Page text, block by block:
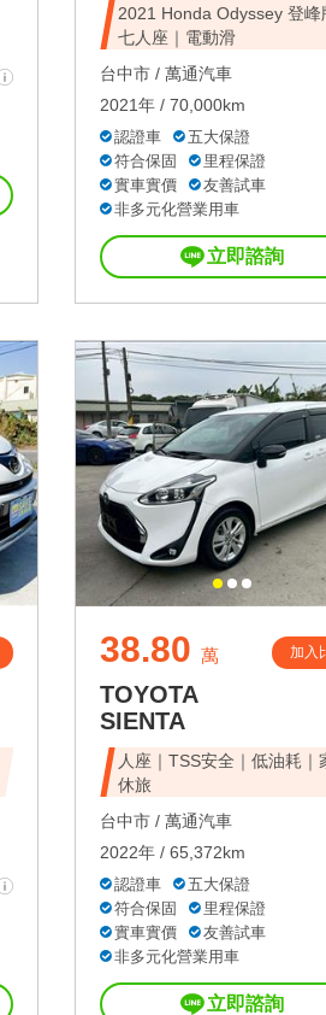
2021 Honda Odyssey 登峰
七人座｜電動滑
台中市 / 萬通汽車
2021年 / 70,000km
認證車
五大保證
符合保固
里程保證
實車實價
友善試車
非多元化營業用車
立即諮詢
38.80 萬 加入
TOYOTA
SIENTA
人座｜TSS安全｜低油耗｜
休旅
台中市 / 萬通汽車
2022年 / 65,372km
認證車
五大保證
符合保固
里程保證
實車實價
友善試車
非多元化營業用車
立即諮詢